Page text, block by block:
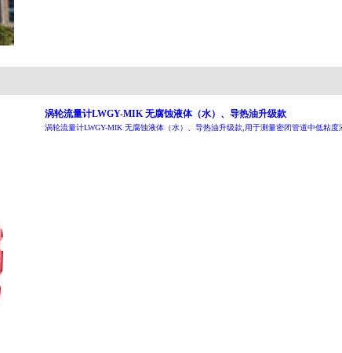
涡轮流量计LWGY-MIK 无腐蚀液体（水）、导热油升级款
涡轮流量计LWGY-MIK 无腐蚀液体（水）、导热油升级款,用于测量密闭管道中低粘